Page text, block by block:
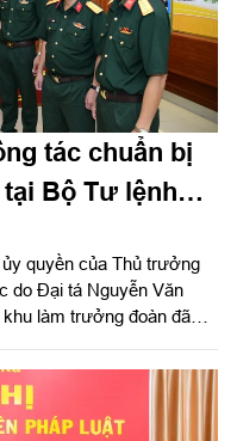
tác chuẩn bị
Bộ Tư lệnh
quyền của Thủ trưởng
do Đại tá Nguyễn Văn
làm trưởng đoàn đã
Ban Chỉ huy Quân sự
TP Hồ Chí Minh).